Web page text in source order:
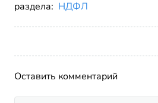
раздела: НДФЛ
Оставить комментарий